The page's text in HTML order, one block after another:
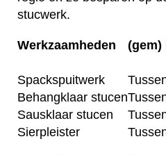
stucwerk.
Werkzaamheden (gem)
Spackspuitwerk
Behangklaar stucen
Sausklaar stucen
Sierpleister